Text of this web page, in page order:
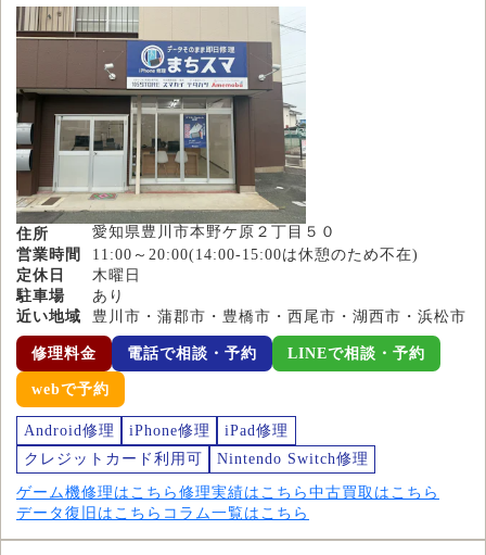
住所
愛知県豊川市本野ケ原２丁目５０
営業時間
11:00～20:00(14:00-15:00は休憩のため不在)
定休日
木曜日
駐車場
あり
近い地域
豊川市・蒲郡市・豊橋市・西尾市・湖西市・浜松市
修理料金 電話で相談・予約 LINEで相談・予約
webで予約
Android修理 iPhone修理
iPad修理
クレジットカード利用可
Nintendo Switch修理
ゲーム機修理はこちら 修理実績はこちら 中古買取はこちら
データ復旧はこちら コラム一覧はこちら